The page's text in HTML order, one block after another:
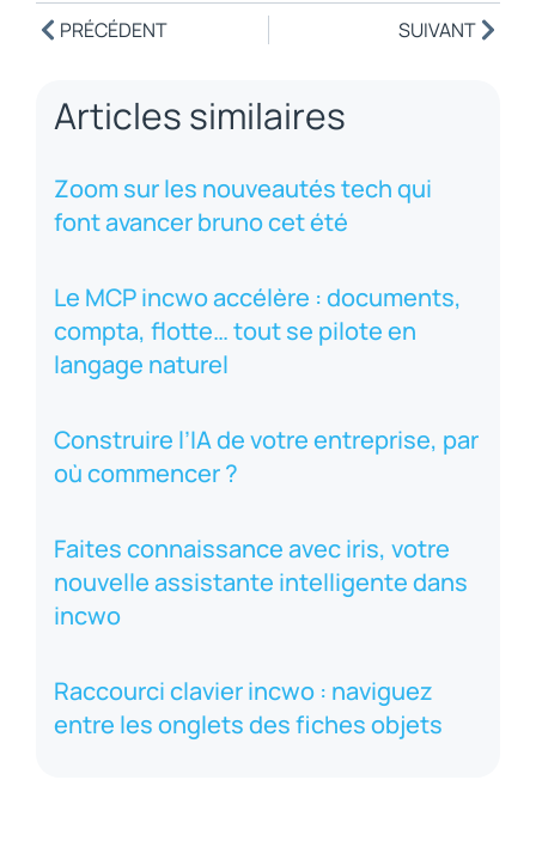
Articles similaires
Zoom sur les nouveautés tech qui
font avancer bruno cet été
Le MCP incwo accélère : documents,
compta, flotte… tout se pilote en
langage naturel
Construire l’IA de votre entreprise, par
où commencer ?
Faites connaissance avec iris, votre
nouvelle assistante intelligente dans
incwo
Raccourci clavier incwo : naviguez
entre les onglets des fiches objets
PRÉCÉDENT SUIVANT